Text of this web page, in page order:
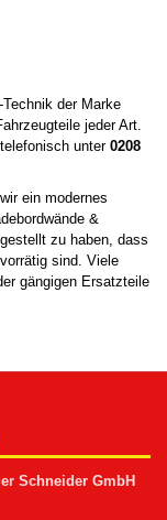
der Marke
jeder Art.
unter 0208
ein modernes
&
zu haben, dass
sind. Viele
gängigen Ersatzteile
Schneider GmbH